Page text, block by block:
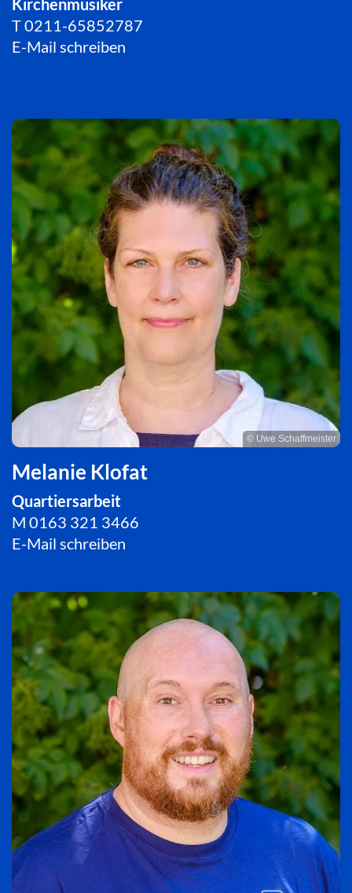
Kirchenmusiker
T0211-65852787
E-Mail schreiben
© Uwe Schaffmeister
Melanie Klofat
Quartiersarbeit
M 0163 321 3466
E-Mail schreiben